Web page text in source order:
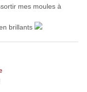
mes moules à
brillants